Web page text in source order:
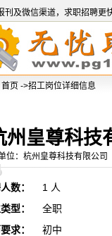
刊及微信渠道，求职招聘更
首页 ->招工岗位详细信息
州皇尊科技
位：杭州皇尊科技有限公
数： 1 人
型：
全职
求：
初中